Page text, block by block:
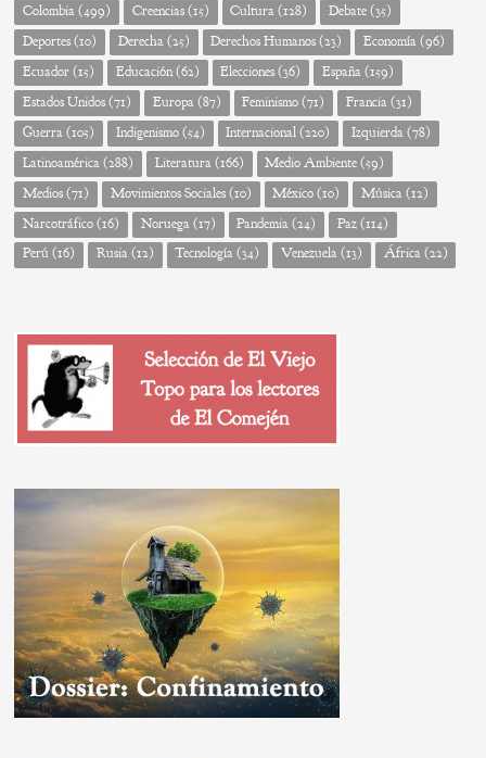
Colombia(499) Creencias(15) Cultura(128) Debate(35)
Deportes(10) Derecha(25) Derechos Humanos(23) Economía(96)
Ecuador(15) Educación(62) Elecciones(36) España(159)
Estados Unidos(71) Europa(87) Feminismo(71) Francia(31)
Guerra(105) Indigenismo(54) Internacional(220) Izquierda(78)
Latinoamérica(288) Literatura(166) Medio Ambiente(59)
Medios(71) Movimientos Sociales(10) México(10) Música(12)
Narcotráfico(16) Noruega(17) Pandemia(24) Paz(114)
Perú (16) Rusia(12) Tecnología(34) Venezuela(13) África(22)